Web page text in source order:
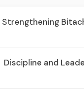
Strengthening
Discipline and